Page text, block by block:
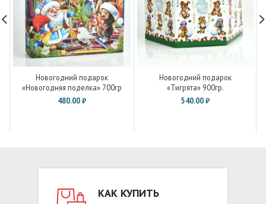
Новогодний подарок
«Новогодняя поделка» 700гр
480.00₽
Новогодний подарок
«Тигрята» 900гр.
540.00₽
КАК КУПИТЬ